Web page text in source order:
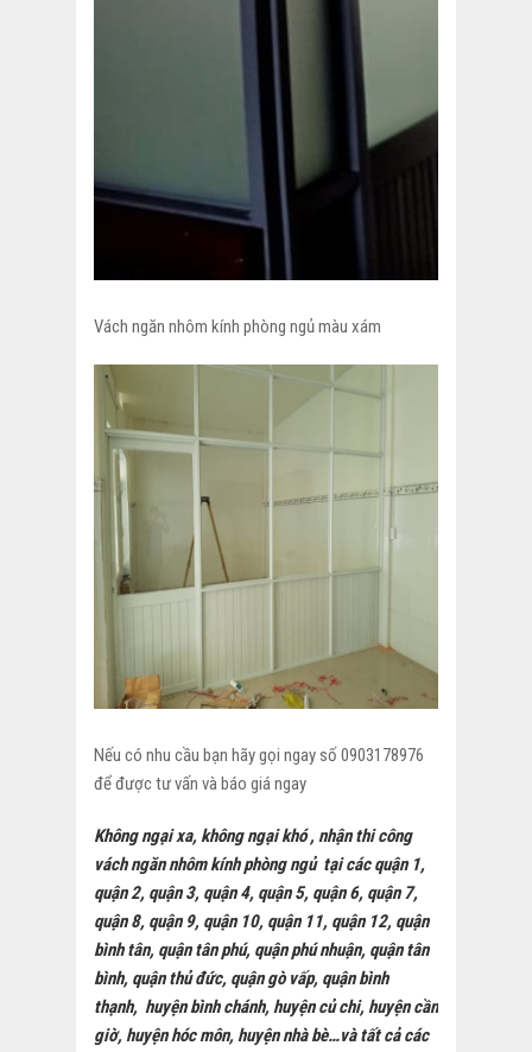
Vách ngăn nhôm kính phòng ngủ màu xám
Nếu có nhu cầu bạn hãy gọi ngay số 0903178976
để được tư vấn và báo giá ngay
Không ngại xa, không ngại khó , nhận thi công
vách ngăn nhôm kính phòng ngủ tại các quận 1,
quận 2, quận 3, quận 4, quận 5, quận 6, quận 7,
quận 8, quận 9, quận 10, quận 11, quận 12, quận
bình tân, quận tân phú, quận phú nhuận, quận tân
bình, quận thủ đức, quận gò vấp, quận bình
thạnh, huyện bình chánh, huyện củ chi, huyện cần
giờ, huyện hóc môn, huyện nhà bè…và tất cả các